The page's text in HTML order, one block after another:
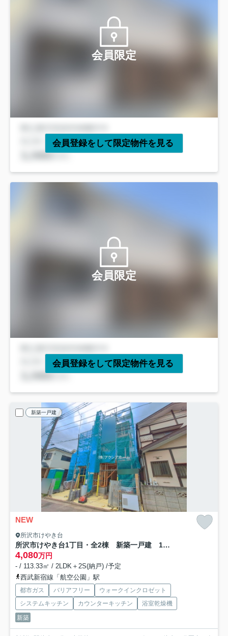
会員限定
会員登録をして限定物件を見る
会員限定
会員登録をして限定物件を見る
新築一戸建
NEW
所沢市けやき台
所沢市けやき台1丁目・全2棟 新築一戸建 1号棟 ～3階建～
4,080万円
- / 113.33㎡ / 2LDK＋2S(納戸) /予定
西武新宿線「航空公園」駅
都市ガス バリアフリー
ウォークインクロゼット
システムキッチン
カウンターキッチン
浴室乾燥機
新築